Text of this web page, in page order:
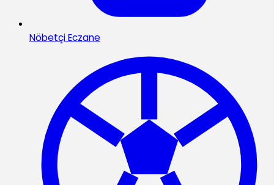
Nöbetçi Eczane